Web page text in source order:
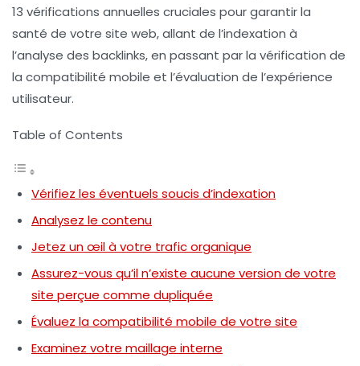
13 vérifications annuelles cruciales pour garantir la
santé de votre site web, allant de l’indexation à
l’analyse des backlinks, en passant par la vérification de
la compatibilité mobile et l’évaluation de l’expérience
utilisateur.
Table of Contents
Vérifiez les éventuels soucis d’indexation
Analysez le contenu
Jetez un œil à votre trafic organique
Assurez-vous qu’il n’existe aucune version de votre
site perçue comme dupliquée
Évaluez la compatibilité mobile de votre site
Examinez votre maillage interne